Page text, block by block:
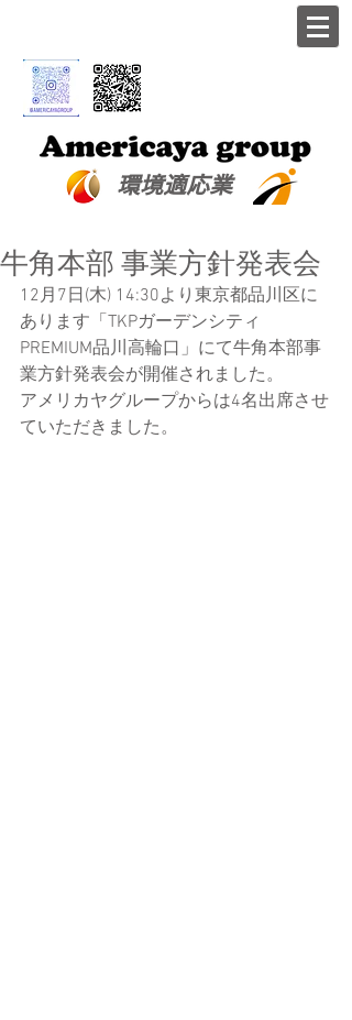
​環境適応業
牛角本部 事業方針発表会
12月7日(木) 14:30より東京都品川区に
あります「TKPガーデンシティ
PREMIUM品川高輪口」にて牛角本部事
業方針発表会が開催されました。
アメリカヤグループからは4名出席させ
ていただきました。